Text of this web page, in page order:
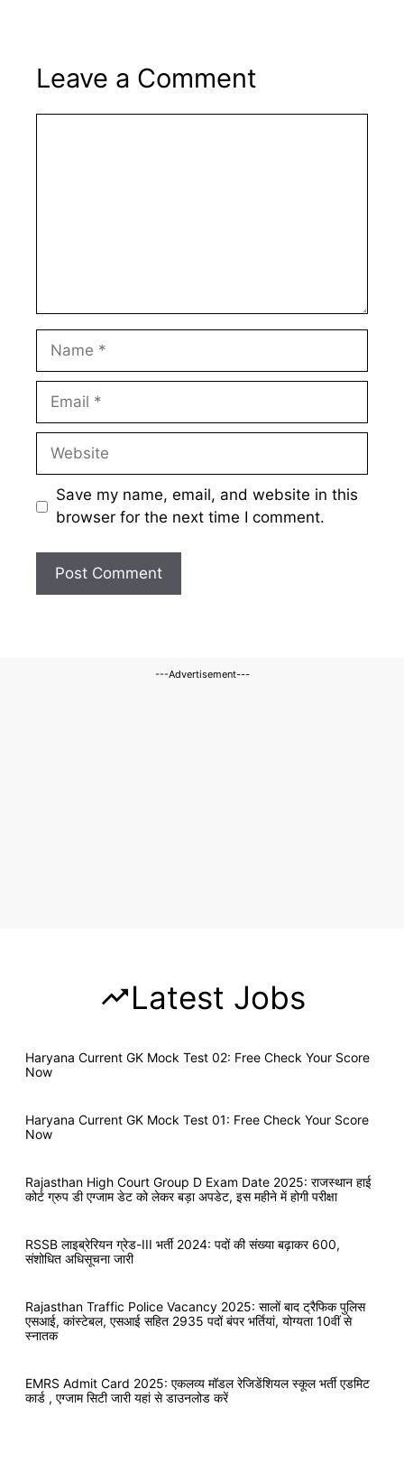
Leave a Comment
Name
Email
Website
Save my name, email, and website in this
browser for the next time I comment.
---Advertisement---
Latest Jobs
Haryana Current GK Mock Test 02: Free Check Your Score
Now
Haryana Current GK Mock Test 01: Free Check Your Score
Now
Rajasthan High Court Group D Exam Date 2025: राजस्थान हाई
कोर्ट ग्रुप डी एग्जाम डेट को लेकर बड़ा अपडेट, इस महीने में होगी परीक्षा
RSSB लाइब्रेरियन ग्रेड-III भर्ती 2024: पदों की संख्या बढ़ाकर 600,
संशोधित अधिसूचना जारी
Rajasthan Traffic Police Vacancy 2025: सालों बाद ट्रैफिक पुलिस
एसआई, कांस्टेबल, एसआई सहित 2935 पदों बंपर भर्तियां, योग्यता 10वीं से
स्नातक
EMRS Admit Card 2025: एकलव्य मॉडल रेजिडेंशियल स्कूल भर्ती एडमिट
कार्ड , एग्जाम सिटी जारी यहां से डाउनलोड करें